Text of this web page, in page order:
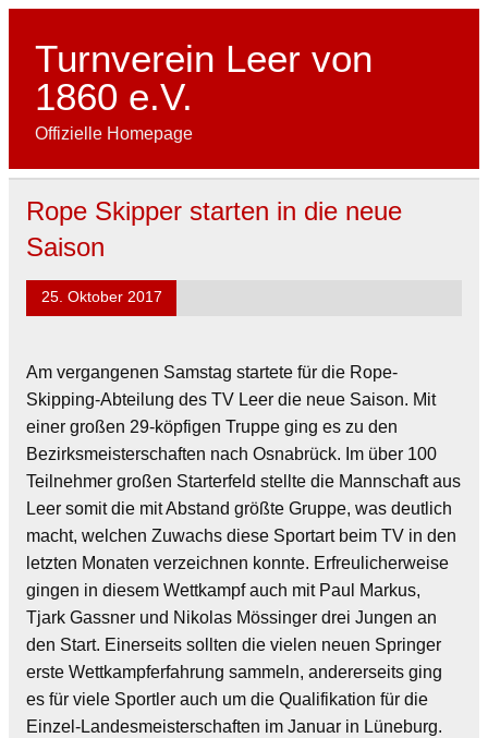
Skip
contentTurnverein Leer von
1860 e.V.
Offizielle Homepage
Rope Skipper starten in die neue
Saison
25. Oktober 2017
Am vergangenen Samstag startete für die Rope-
Skipping-Abteilung des TV Leer die neue Saison. Mit
einer großen 29-köpfigen Truppe ging es zu den
Bezirksmeisterschaften nach Osnabrück. Im über 100
Teilnehmer großen Starterfeld stellte die Mannschaft aus
Leer somit die mit Abstand größte Gruppe, was deutlich
macht, welchen Zuwachs diese Sportart beim TV in den
letzten Monaten verzeichnen konnte. Erfreulicherweise
gingen in diesem Wettkampf auch mit Paul Markus,
Tjark Gassner und Nikolas Mössinger drei Jungen an
den Start. Einerseits sollten die vielen neuen Springer
erste Wettkampferfahrung sammeln, andererseits ging
es für viele Sportler auch um die Qualifikation für die
Einzel-Landesmeisterschaften im Januar in Lüneburg.